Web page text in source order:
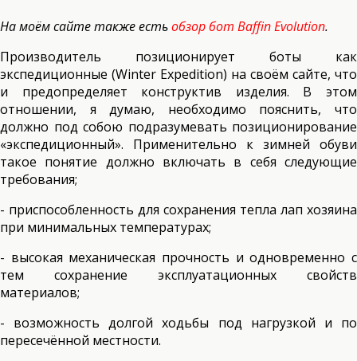
На моём сайте также естьобзор бот Baffin Evolution.
Производитель позиционирует боты как
экспедиционные (Winter Expedition) на своём сайте, что
и предопределяет конструктив изделия. В этом
отношении, я думаю, необходимо пояснить, что
должно под собою подразумевать позиционирование
«экспедиционный». Применительно к зимней обуви
такое понятие должно включать в себя следующие
требования;
- приспособленность для сохранения тепла лап хозяина
при минимальных температурах;
- высокая механическая прочность и одновременно с
тем сохранение эксплуатационных свойств
материалов;
- возможность долгой ходьбы под нагрузкой и по
пересечённой местности.